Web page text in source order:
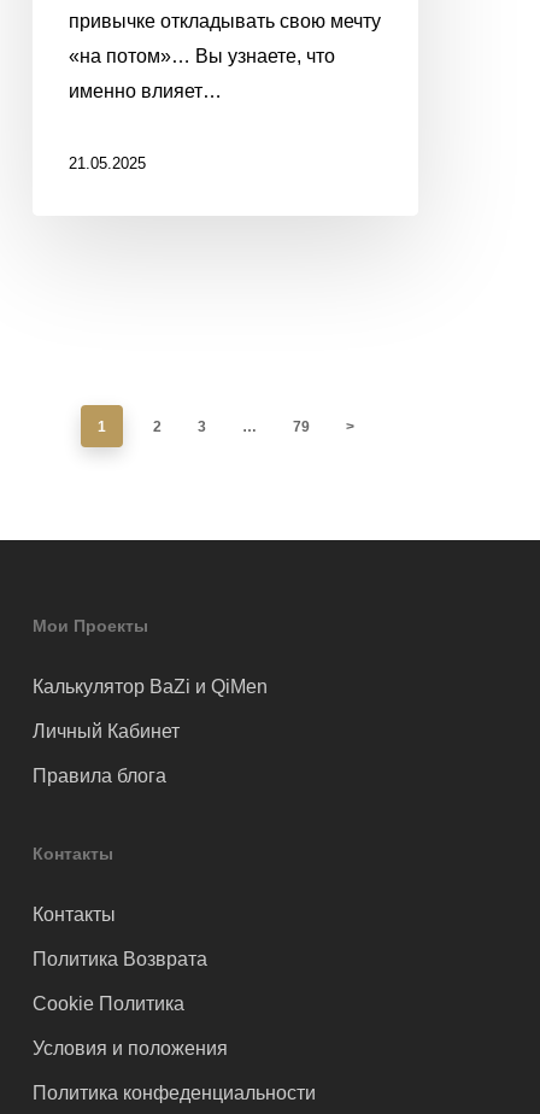
привычке откладывать свою мечту
«на потом»… Вы узнаете, что
именно влияет…
21.05.2025
1 2 3 … 79 >
Мои Проекты
Калькулятор BaZi и QiMen
Личный Кабинет
Правила блога
Контакты
Контакты
Политика Возврата
Cookie Политика
Условия и положения
Политика конфеденциальности